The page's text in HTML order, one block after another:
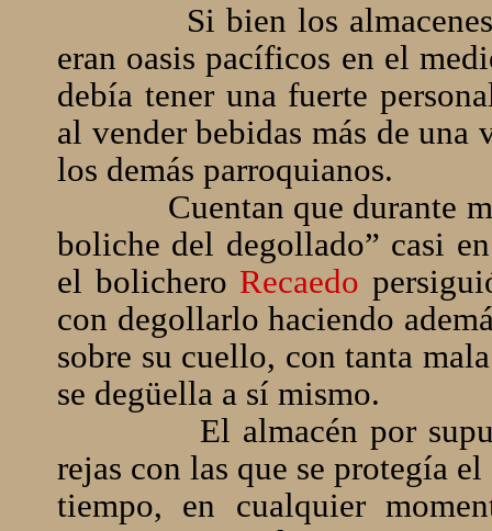
Si bien los
eran oasis pacíficos en el
debía tener una fuerte
al vender bebidas más de una
los demás parroquianos.
Cuentan que durante
boliche del degollado” casi
el bolichero Recaedo
con degollarlo haciendo
sobre su cuello, con tanta
se degüella a sí mismo.
El almacén por
rejas con las que se protegía
tiempo, en cualquier